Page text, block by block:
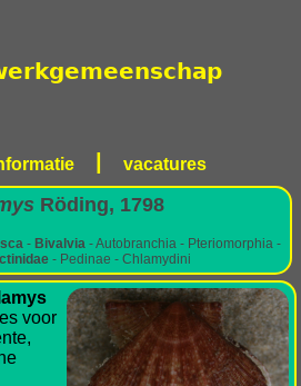
vacatures
Röding, 1798
- Bivalvia - Autobranchia - Pteriomorphia -
- Pedinae - Chlamydini
voor